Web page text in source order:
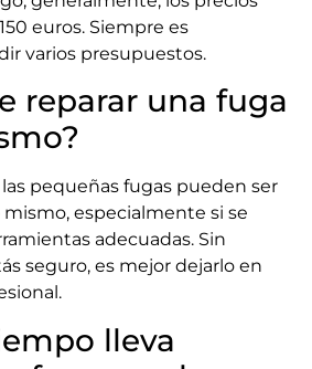
euros. Siempre es
varios presupuestos.
reparar una fuga
pequeñas fugas pueden ser
especialmente si se
adecuadas. Sin
seguro, es mejor dejarlo en
lleva